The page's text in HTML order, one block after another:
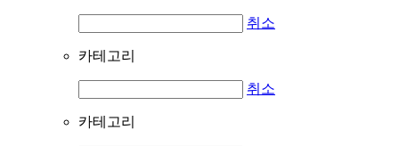
취소
카테고리
취소
카테고리